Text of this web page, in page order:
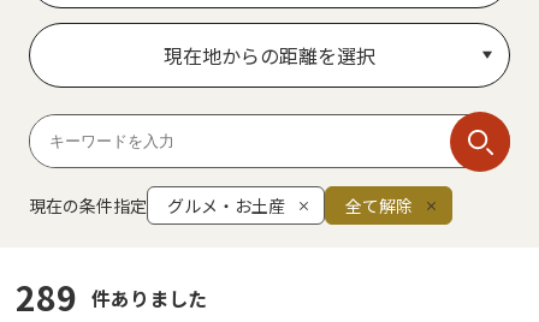
現在地からの距離を選択
現在の条件指定 グルメ・お土産 全て解除
289 件ありました